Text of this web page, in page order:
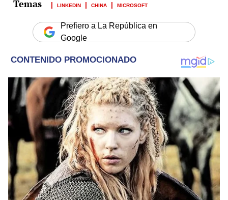
LINKEDIN CHINA MICROSOFT
Prefiero a La República en
Google